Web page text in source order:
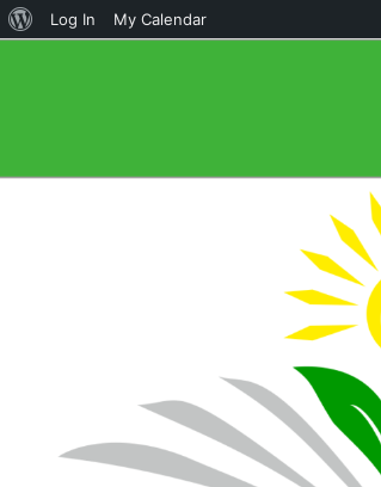
About
Log In My Calendar